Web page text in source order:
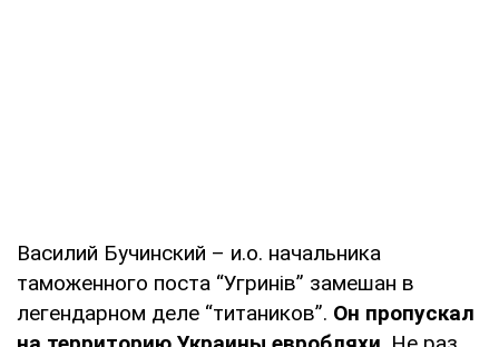
Василий Бучинский – и.о. начальника
таможенного поста “Угринів” замешан в
легендарном деле “титаников”. Он пропускал